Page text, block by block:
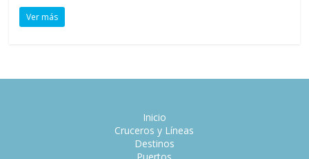
Ver más
Inicio
Cruceros y Líneas
Destinos